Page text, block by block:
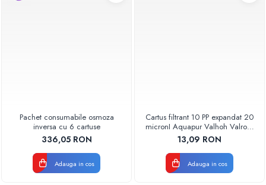
Pachet consumabile osmoza
inversa cu 6 cartuse
336,05 RON
Adauga in cos
Cartus filtrant 10 PP expandat 20
micronI Aquapur Valhoh Valrom
AQUA07000110020
13,09 RON
Adauga in cos